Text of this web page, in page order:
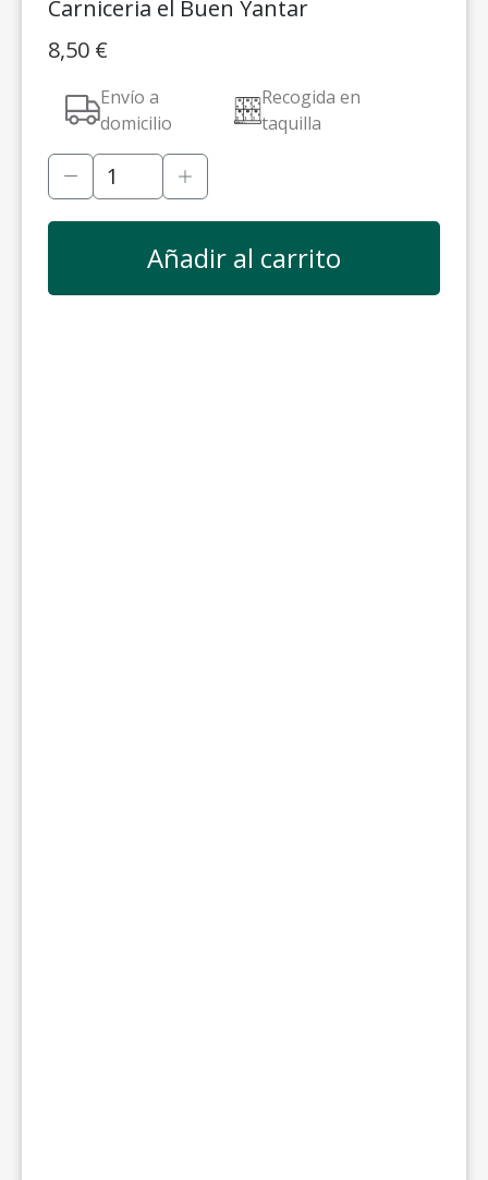
Carniceria el Buen Yantar
8,50 €
Envío a
domicilio
Recogida en
taquilla
Añadir al carrito